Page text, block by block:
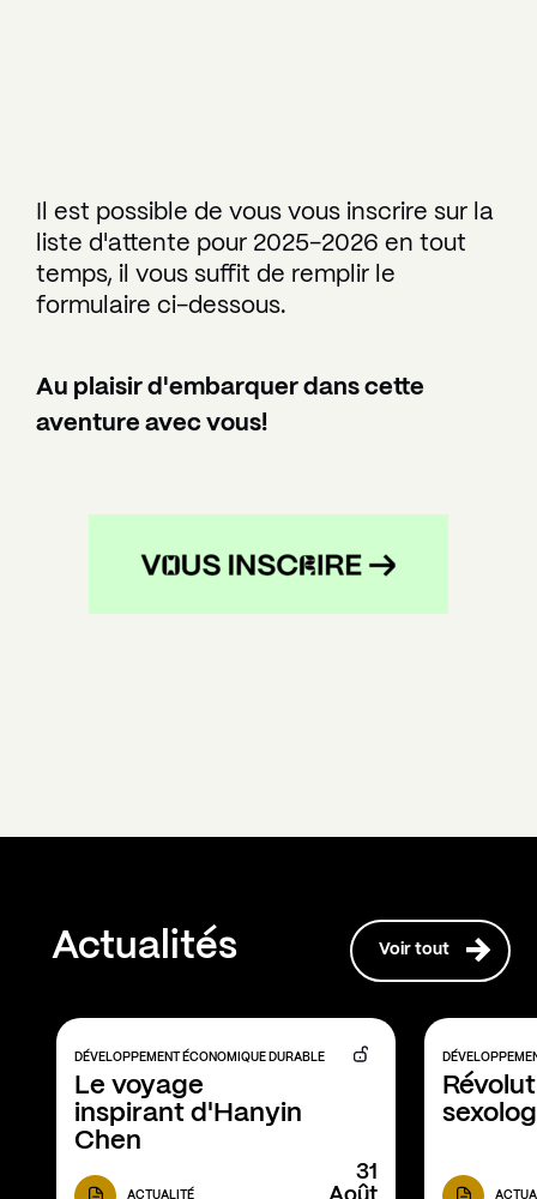
Il est possible de vous vous inscrire sur la
liste d'attente pour 2025-2026 en tout
temps, il vous suffit de remplir le
formulaire ci-dessous.
Au plaisir d'embarquer dans cette
aventure avec vous!
Actualités Voir tout
DÉVELOPPEMENT ÉCONOMIQUE DURABLE
Le voyage
inspirant d'Hanyin
Chen
ACTUALITÉ
31